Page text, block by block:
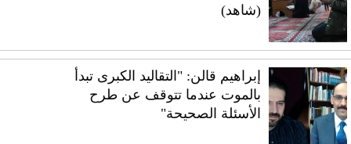
(شاهد)
إبراهيم قالن: "التقاليد الكبرى تبدأ
بالموت عندما تتوقف عن طرح
الأسئلة الصحيحة"